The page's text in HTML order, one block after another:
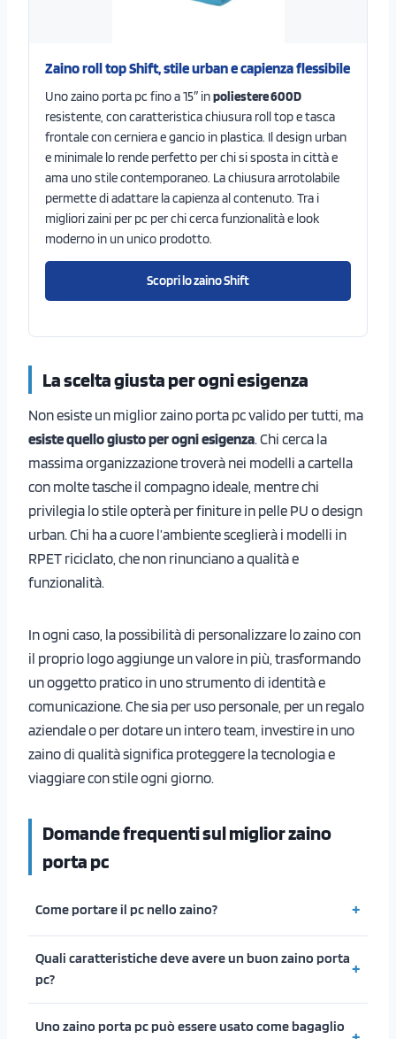
Zaino roll top Shift, stile urban e capienza flessibile
Uno zaino porta pc fino a 15″ inpoliestere 600D
resistente, con caratteristica chiusura roll top e tasca
frontale con cerniera e gancio in plastica. Il design urban
e minimale lo rende perfetto per chi si sposta in città e
ama uno stile contemporaneo. La chiusura arrotolabile
permette di adattare la capienza al contenuto. Tra i
migliori zaini per pc per chi cerca funzionalità e look
moderno in un unico prodotto.
Scopri lo zaino Shift
La scelta giusta per ogni esigenza
Non esiste un miglior zaino porta pc valido per tutti, ma
esiste quello giusto per ogni esigenza. Chi cerca la
massima organizzazione troverà nei modelli a cartella
con molte tasche il compagno ideale, mentre chi
privilegia lo stile opterà per finiture in pelle PU o design
urban. Chi ha a cuore l’ambiente sceglierà i modelli in
RPET riciclato, che non rinunciano a qualità e
funzionalità.
In ogni caso, la possibilità di personalizzare lo zaino con
il proprio logo aggiunge un valore in più, trasformando
un oggetto pratico in uno strumento di identità e
comunicazione. Che sia per uso personale, per un regalo
aziendale o per dotare un intero team, investire in uno
zaino di qualità significa proteggere la tecnologia e
viaggiare con stile ogni giorno.
Domande frequenti sul miglior zaino
porta pc
Come portare il pc nello zaino?
Quali caratteristiche deve avere un buon zaino porta
pc?
Uno zaino porta pc può essere usato come bagaglio